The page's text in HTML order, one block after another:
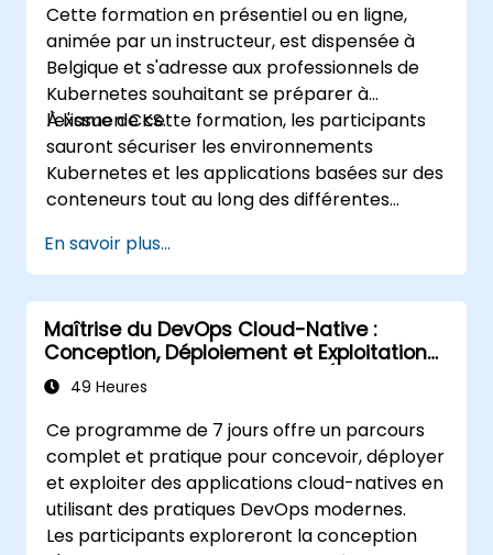
Cette formation en présentiel ou en ligne,
animée par un instructeur, est dispensée à
Belgique et s'adresse aux professionnels de
Kubernetes souhaitant se préparer à
l'examen CKS.
À l'issue de cette formation, les participants
sauront sécuriser les environnements
Kubernetes et les applications basées sur des
conteneurs tout au long des différentes
construction, déploiement et exécution.
En savoir plus...
Maîtrise du DevOps Cloud-Native :
Conception, Déploiement et Exploitation
de Microservices Kubernetes Évolutifs
49 Heures
Ce programme de 7 jours offre un parcours
complet et pratique pour concevoir, déployer
et exploiter des applications cloud-natives en
utilisant des pratiques DevOps modernes.
Les participants exploreront la conception